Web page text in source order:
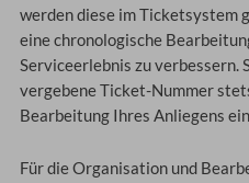
werden diese im Ticketsystem
eine chronologische
Serviceerlebnis zu verbessern.
vergebene Ticket-Nummer
Bearbeitung Ihres Anliegens
Für die Organisation und